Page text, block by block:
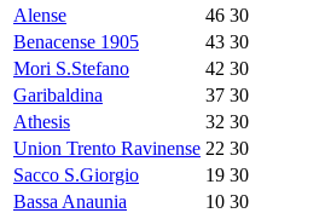
Alense
46 30
Benacense 1905
43 30
Mori S.Stefano
42 30
Garibaldina
37 30
Athesis
32 30
Union Trento Ravinense 22 30
Sacco S.Giorgio
19 30
Bassa Anaunia
10 30